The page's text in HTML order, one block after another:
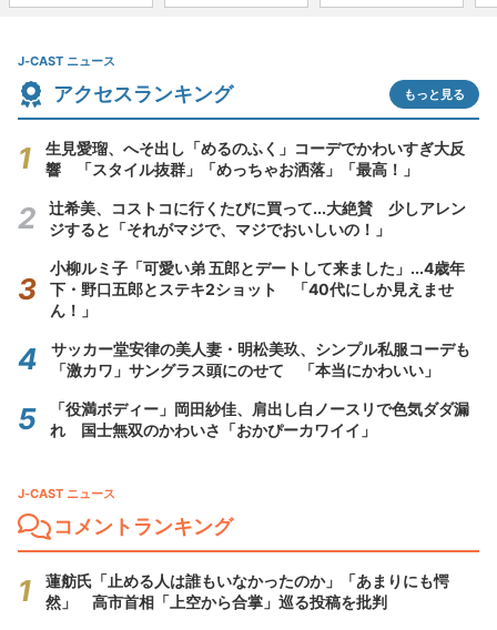
J-CAST ニュース
アクセスランキング もっと見る
生見愛瑠、へそ出し「めるのふく」コーデでかわいすぎ大反
響 「スタイル抜群」「めっちゃお洒落」「最高！」
辻希美、コストコに行くたびに買って...大絶賛 少しアレン
ジすると「それがマジで、マジでおいしいの！」
小柳ルミ子「可愛い弟 五郎とデートして来ました」...4歳年
下・野口五郎とステキ2ショット 「40代にしか見えませ
ん！」
サッカー堂安律の美人妻・明松美玖、シンプル私服コーデも
「激カワ」サングラス頭にのせて 「本当にかわいい」
「役満ボディー」岡田紗佳、肩出し白ノースリで色気ダダ漏
れ 国士無双のかわいさ「おかぴーカワイイ」
J-CAST ニュース
コメントランキング
蓮舫氏「止める人は誰もいなかったのか」「あまりにも愕
然」 高市首相「上空から合掌」巡る投稿を批判